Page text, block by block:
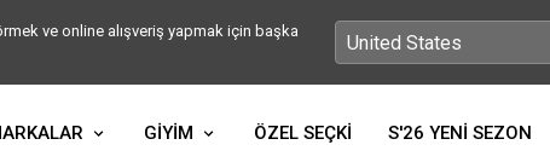
ve online alışveriş yapmak için başka
GİYİM ÖZEL SEÇKİ S'26 YENİ SEZON